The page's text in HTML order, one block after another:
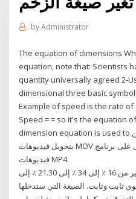
byAdministrator
The equation of dimensions
equation, note that: Scientists
quantity universally agreed 2-
dimensional three basic
Example of speed is the rate
Speed = = so it's the equation
dimension equation is used to يمكنك مع أداة تحويل الفيديو أونلاين
بتحويل فيديوهات MOV التي تعمل على برنامج Apple Quicktime إلى
فيديوهات MP4.
كما ترون النمو لم يظل ثابتا. لقد تغير من 16 ٪ إلى 34 ٪ إلى 21.30 ٪ إلى
ثابت وثابت. الصيغة التي ستدخلها